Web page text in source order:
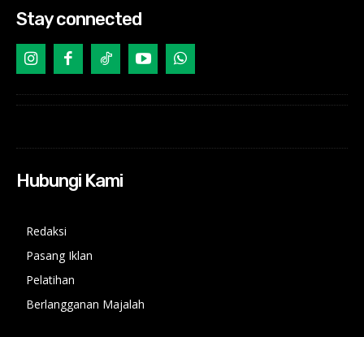
Stay connected
Hubungi Kami
Redaksi
Pasang Iklan
Pelatihan
Berlangganan Majalah